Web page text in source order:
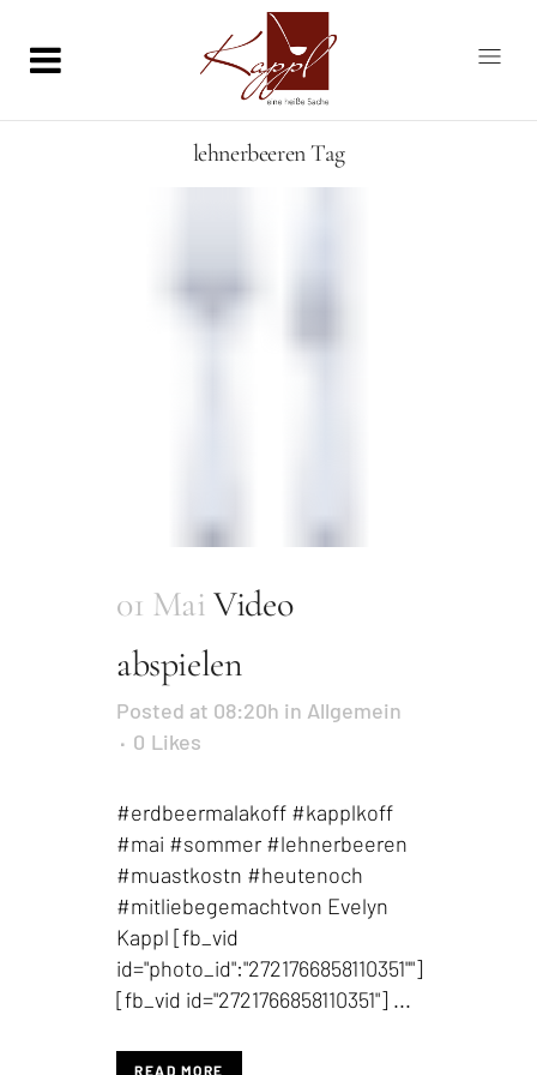
lehnerbeeren Tag
01 MaiVideo
abspielen
Posted at 08:20h in Allgemein
0 Likes
#erdbeermalakoff #kapplkoff
#mai #sommer #lehnerbeeren
#muastkostn #heutenoch
#mitliebegemachtvon Evelyn
Kappl [fb_vid
id="photo_id":"2721766858110351""]
[fb_vid id="2721766858110351"] ...
READ MORE